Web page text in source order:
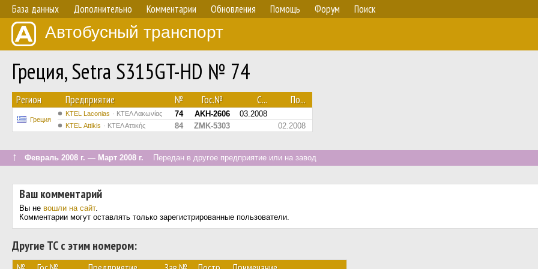
База данных Дополнительно Комментарии Обновления Помощь Форум Поиск
Автобусный транспорт
Греция, Setra S315GT-HD № 74
Регион Предприятие № Гос.№ С... По...
Греция
ΚΤΕL Laconias ΚΤΕΛ Λακωνίας 74 AKH-2606 03.2008
KΤΕL Αttikis ΚΤΕΛ Αττικής 84 ZMK-5303 02.2008
↑ Февраль 2008 г. — Март 2008 г. Передан в другое предприятие или на завод
Ваш комментарий
Вы не вошли на сайт.
Комментарии могут оставлять только зарегистрированные пользователи.
Другие ТС с этим номером: